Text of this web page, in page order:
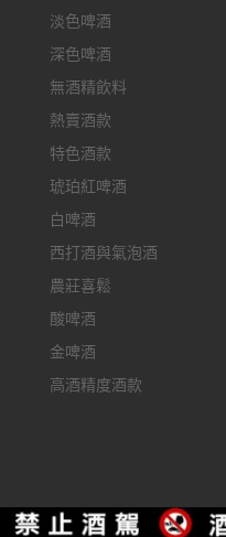
淡色啤酒
深色啤酒
無酒精飲料
熱賣酒款
特色酒款
琥珀紅啤酒
白啤酒
西打酒與氣泡酒
農莊喜鬆
酸啤酒
金啤酒
高酒精度酒款